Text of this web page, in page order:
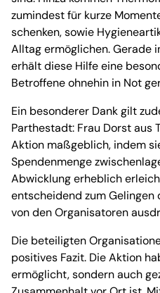
zumindest für kurze
schenken, sowie
Alltag ermöglichen. Gerade
erhält diese Hilfe eine
Betroffene ohnehin in Not
Ein besonderer Dank gilt
Parthestadt: Frau Dorst aus
Aktion maßgeblich, indem
Spendenmenge
Abwicklung erheblich
entscheidend zum
von den Organisatoren
Die beteiligten
positives Fazit. Die Aktion
ermöglicht, sondern auch